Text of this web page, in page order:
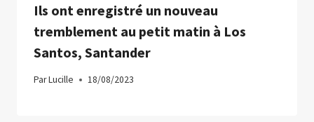
Ils ont enregistré un nouveau
tremblement au petit matin à Los
Santos, Santander
ParLucille 18/08/2023